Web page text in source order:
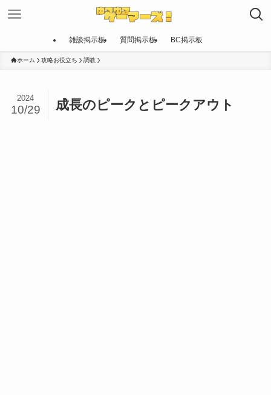
雑談掲示板 質問掲示板 BC掲示板
ホーム 攻略お役立ち 調教
成長のピークとピークアウト
2024
10/29